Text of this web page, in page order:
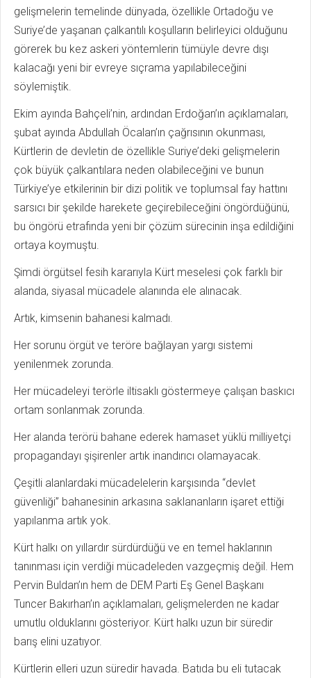
gelişmelerin temelinde dünyada, özellikle Ortadoğu ve
Suriye’de yaşanan çalkantılı koşulların belirleyici olduğunu
görerek bu kez askeri yöntemlerin tümüyle devre dışı
kalacağı yeni bir evreye sıçrama yapılabileceğini
söylemiştik.
Ekim ayında Bahçeli’nin, ardından Erdoğan’ın açıklamaları,
şubat ayında Abdullah Öcalan’ın çağrısının okunması,
Kürtlerin de devletin de özellikle Suriye’deki gelişmelerin
çok büyük çalkantılara neden olabileceğini ve bunun
Türkiye’ye etkilerinin bir dizi politik ve toplumsal fay hattını
sarsıcı bir şekilde harekete geçirebileceğini öngördüğünü,
bu öngörü etrafında yeni bir çözüm sürecinin inşa edildiğini
ortaya koymuştu.
Şimdi örgütsel fesih kararıyla Kürt meselesi çok farklı bir
alanda, siyasal mücadele alanında ele alınacak.
Artık, kimsenin bahanesi kalmadı.
Her sorunu örgüt ve teröre bağlayan yargı sistemi
yenilenmek zorunda.
Her mücadeleyi terörle iltisaklı göstermeye çalışan baskıcı
ortam sonlanmak zorunda.
Her alanda terörü bahane ederek hamaset yüklü milliyetçi
propagandayı şişirenler artık inandırıcı olamayacak.
Çeşitli alanlardaki mücadelelerin karşısında “devlet
güvenliği” bahanesinin arkasına saklananların işaret ettiği
yapılanma artık yok.
Kürt halkı on yıllardır sürdürdüğü ve en temel haklarının
tanınması için verdiği mücadeleden vazgeçmiş değil. Hem
Pervin Buldan’ın hem de DEM Parti Eş Genel Başkanı
Tuncer Bakırhan’ın açıklamaları, gelişmelerden ne kadar
umutlu olduklarını gösteriyor. Kürt halkı uzun bir süredir
barış elini uzatıyor.
Kürtlerin elleri uzun süredir havada. Batıda bu eli tutacak